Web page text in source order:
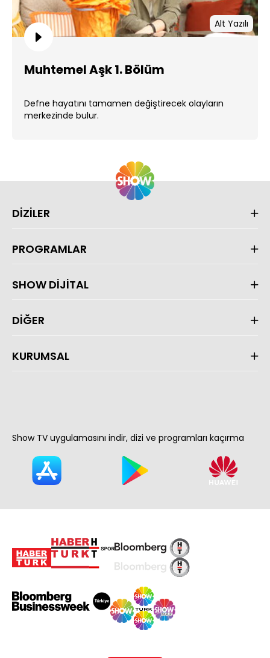
Alt Yazılı
Muhtemel Aşk 1. Bölüm
Defne hayatını tamamen değiştirecek olayların
merkezinde bulur.
DİZİLER
PROGRAMLAR
SHOW DİJİTAL
DİĞER
KURUMSAL
Show TV uygulamasını indir, dizi ve programları kaçırma